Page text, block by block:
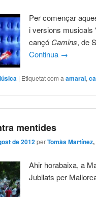
Per començar
i versions musicals
cançó Camins, de
Continua →
| Etiquetat com a amaral,
mentides
de 2012perTomàs Martínez,
Ahir horabaixa, a
Jubilats per